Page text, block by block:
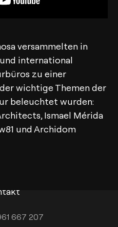
versammelten in
international
zu einer
wichtige Themen der
beleuchtet wurden:
Ismael Mérida
und Archidom
667 207